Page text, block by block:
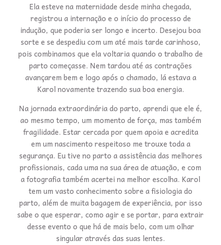
Ela esteve na maternidade desde minha chegada,
registrou a internação e o início do processo de
indução, que poderia ser longo e incerto. Desejou boa
sorte e se despediu com um até mais tarde carinhoso,
pois combinamos que ela voltaria quando o trabalho de
parto começasse. Nem tardou até as contrações
avançarem bem e logo após o chamado, lá estava a
Karol novamente trazendo sua boa energia.
Na jornada extraordinária do parto, aprendi que ele é,
ao mesmo tempo, um momento de força, mas também
fragilidade. Estar cercada por quem apoia e acredita
em um nascimento respeitoso me trouxe toda a
segurança. Eu tive no parto a assistência das melhores
profissionais, cada uma na sua área de atuação, e com
a fotografia também acertei na melhor escolha. Karol
tem um vasto conhecimento sobre a fisiologia do
parto, além de muita bagagem de experiência, por isso
sabe o que esperar, como agir e se portar, para extrair
desse evento o que há de mais belo, com um olhar
singular através das suas lentes.